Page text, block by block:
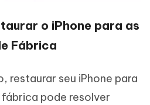
o iPhone para as
Fábrica
restaurar seu iPhone para
pode resolver